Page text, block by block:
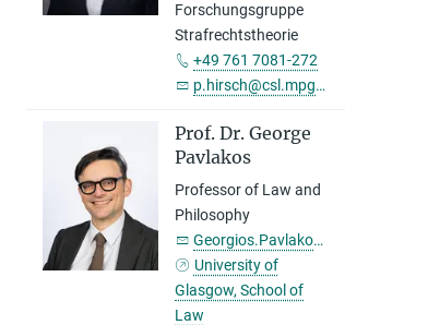
Forschungsgruppe
Strafrechtstheorie
+49 761 7081-272
p.hirsch@csl.mpg.de
Prof. Dr. George
Pavlakos
Professor of Law and
Philosophy
Georgios.Pavlakos@glasgow.ac.uk
University of
Glasgow, School of
Law